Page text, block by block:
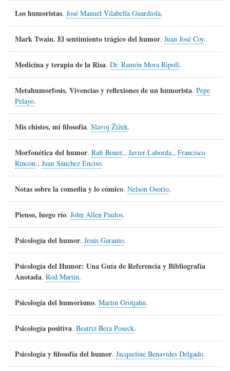
Los humoristas. José Manuel Vilabella Guardiola.
Mark Twain. El sentimiento trágico del humor. Juan José Coy.
Medicina y terapia de la Risa. Dr. Ramón Mora Ripoll.
Metahumorfosis. Vivencias y reflexiones de un humorista. Pepe
Pelayo.
Mis chistes, mi filosofía. Slavoj Žižek.
Morfonética del humor. Rafi Bonet., Javier Laborda., Francisco
Rincón., Juan Sánchez Enciso.
Notas sobre la comedia y lo cómico. Nelson Osorio.
Pienso, luego río. John Allen Paulos.
Psicología del humor. Jesús Garanto.
Psicología del Humor: Una Guía de Referencia y Bibliografía
Anotada. Rod Martin.
Psicología del humorismo. Martin Grotjahn.
Psicología positiva. Beatriz Bera Poseck.
Psicología y filosofía del humor. Jacqueline Benavides Delgado.